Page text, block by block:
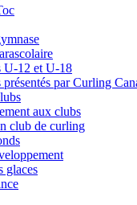
U-12 et U-18
présentés par Curling
aux clubs
club de curling
glaces